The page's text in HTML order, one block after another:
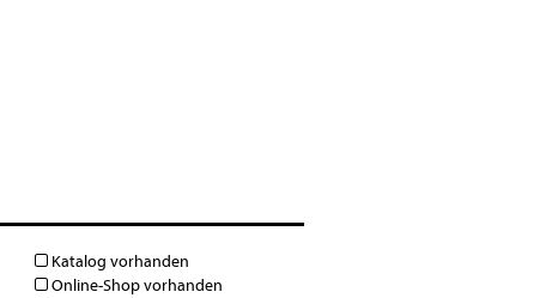
Katalog vorhanden
Online-Shop vorhanden